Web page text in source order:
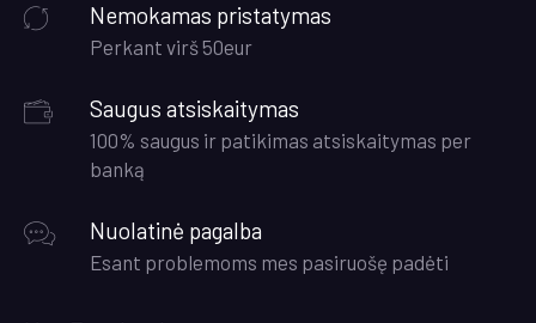
Nemokamas pristatymas
Perkant virš 50eur
Saugus atsiskaitymas
100% saugus ir patikimas atsiskaitymas per
banką
Nuolatinė pagalba
Esant problemoms mes pasiruošę padėti